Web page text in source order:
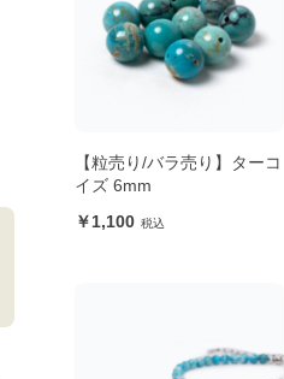
【粒売り/バラ売り】ターコ
イズ 6mm
1,100